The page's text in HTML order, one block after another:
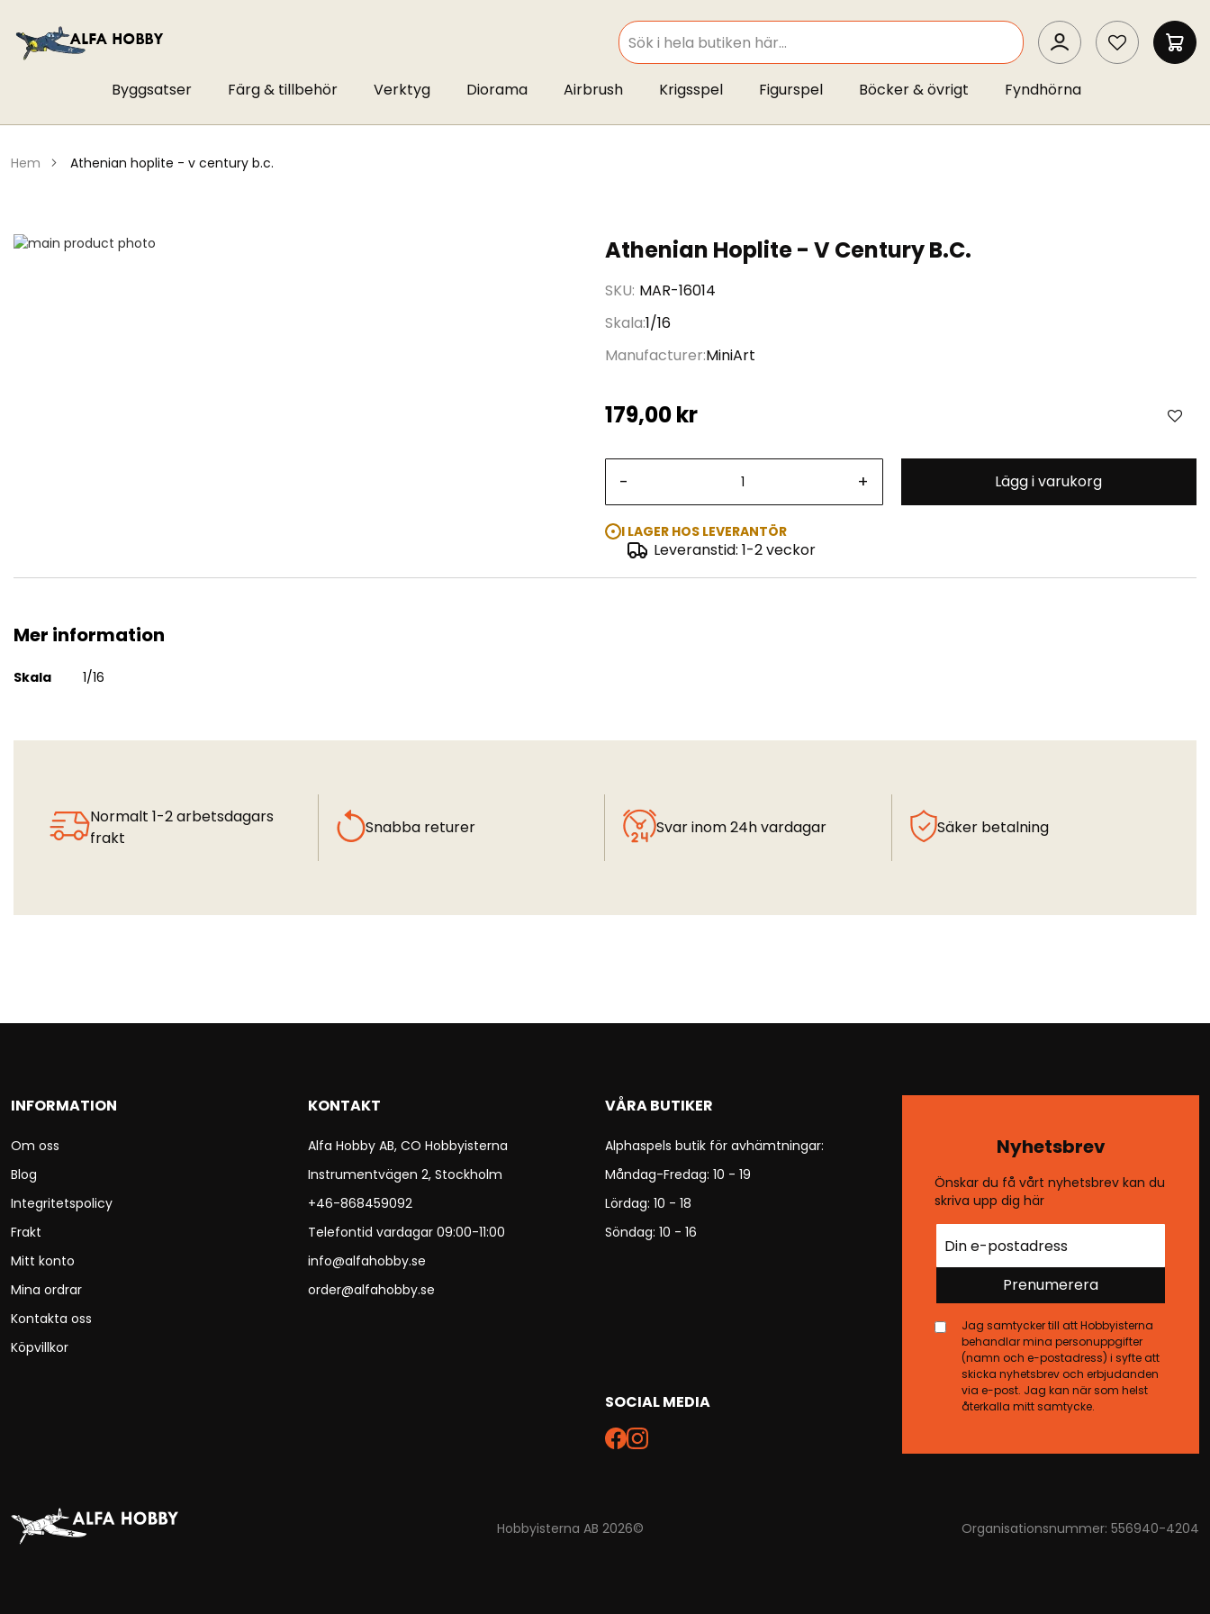
SEARCH
SEARCH
MIN
Byggsatser Färg & tillbehör Verktyg Diorama Airbrush Krigsspel Figurspel Böcker & övrigt Fyndhörna
hem athenian hoplite - v century b.c.
Athenian Hoplite - V Century B.C.
SKU MAR-16014
Skala1/16
Manufacturer MiniArt
179,00 kr
- + Lägg i varukorg
I LAGER HOS LEVERANTÖR
Leveranstid: 1-2 veckor
Hoppa
Mer information
Mer
Skala 1/16
Normalt 1-2 arbetsdagars
frakt
Snabba returer Svar inom 24h vardagar Säker betalning
INFORMATION
Om oss
Blog
Integritetspolicy
Frakt
Mitt konto
Mina ordrar
Kontakta oss
Köpvillkor
KONTAKT
Alfa Hobby AB, CO Hobbyisterna
Instrumentvägen 2, Stockholm
+46-868459092
Telefontid vardagar 09:00-11:00
info@alfahobby.se
order@alfahobby.se
VÅRA BUTIKER
Alphaspels butik för avhämtningar:
Måndag-Fredag: 10 - 19
Lördag: 10 - 18
Söndag: 10 - 16
SOCIAL MEDIA
Nyhetsbrev
Önskar du få vårt nyhetsbrev kan du
skriva upp dig här
Prenumerera
Jag samtycker till att Hobbyisterna
behandlar mina personuppgifter
(namn och e-postadress) i syfte att
skicka nyhetsbrev och erbjudanden
via e-post. Jag kan när som helst
återkalla mitt samtycke.
Hobbyisterna AB 2026© Organisationsnummer: 556940-4204